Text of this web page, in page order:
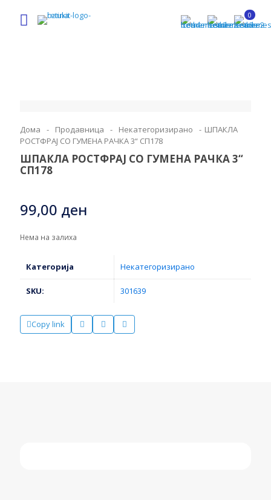
0
Дома - Продавница - Некатегоризирано - ШПАКЛА
РОСТФРАЈ СО ГУМЕНА РАЧКА 3“ СП178
ШПАКЛА РОСТФРАЈ СО ГУМЕНА РАЧКА 3“
СП178
99,00 ден
Нема на залиха
Категорија Некатегоризирано
SKU: 301639
Copy link